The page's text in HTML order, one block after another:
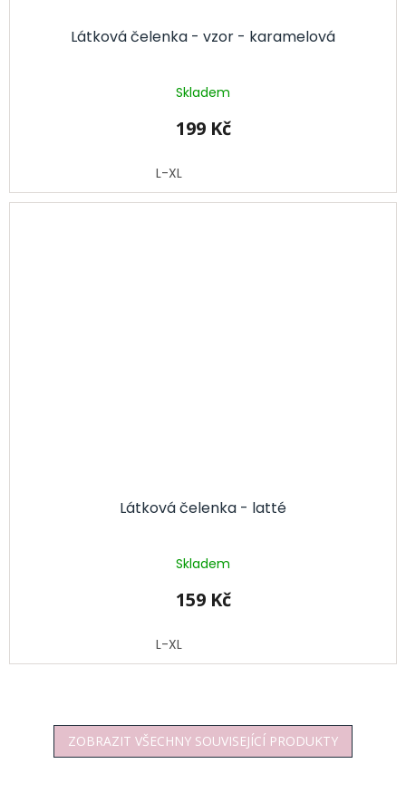
Látková čelenka - vzor - karamelová
Skladem
199 Kč
L-XL
Látková čelenka - latté
Skladem
159 Kč
L-XL
ZOBRAZIT VŠECHNY SOUVISEJÍCÍ PRODUKTY